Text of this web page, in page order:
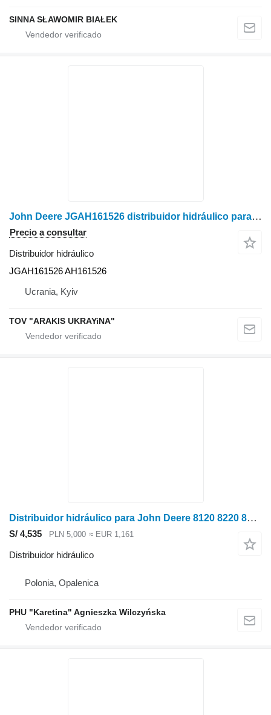
SINNA SŁAWOMIR BIAŁEK
John Deere JGAH161526 distribuidor hidráulico para John Deere cosechadora de cereales
Precio a consultar
Distribuidor hidráulico
JGAH161526 AH161526
Ucrania, Kyiv
TOV "ARAKIS UKRAYiNA"
Distribuidor hidráulico para John Deere 8120 8220 8320 8420 8520 tractor de ruedas
S/ 4,535 PLN 5,000 ≈ EUR 1,161
Distribuidor hidráulico
Polonia, Opalenica
PHU "Karetina" Agnieszka Wilczyńska